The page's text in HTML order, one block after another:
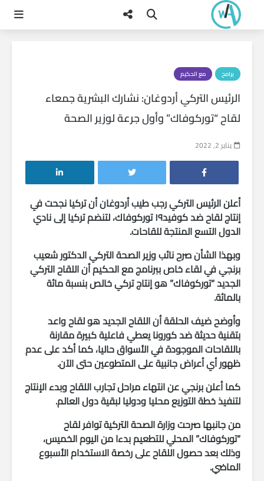
برامج مع الحكيم
الرئيس التركي أردوغان: نشارك البشرية جمعاء
لقاح “توركوفاك” وأول جرعة لوزير الصحة
يناير 2, 2022
أعلن الرئيس التركي رجب طيب أردوغان أن تركيا نجحت في
إنتاج لقاح ضد كوفيد١٩ توركوفاك، لتنضم تركيا إلى نادي
الدول التسع المنتجة للقاحات.
وبهذا الشأن صرح نائب وزير الصحة التركي الدكتور شعيب
برنجي في لقاء خاص ببرنامج مع الحكيم أن اللقاح التركي
الجديد “توركوفاك” هو إنتاج تركي خالص بنسبة مائة
بالمائة.
وأوضح ضيف الحلقة أن اللقاح الجديد هو لقاح واعد
بتقنية حديثة ضد كورونا يعطي فاعلية كبيرة مقارنة
باللقاحات الموجودة في الأسواق حاليا، كما أكد على عدم
ظهور أي أعراض جانبية على المتطوعين حتى الآن.
كما أعلن برنجي عن انتهاء مراحل تجارب اللقاح وبدء الإنتاج
لتنفيذ خطة التوزيع محليا ودوليا لبقية دول العالم.
من جانبها صرحت وزارة الصحة التركية توافر لقاح
“توركوفاك” المحلي للتطعيم بدءا من اليوم الخميس،
وذلك بعد حصول اللقاح على رخصة الاستخدام الأسبوع
الماضي.